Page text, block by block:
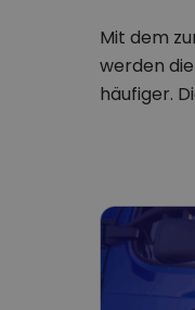
Mit dem
werden
häufiger.